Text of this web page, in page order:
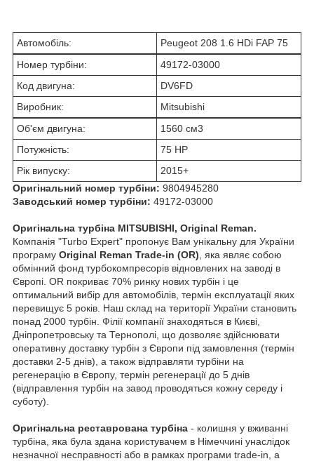
Автомобіль:
Peugeot 208 1.6 HDi FAP 75
Номер турбіни:
49172-03000
Код двигуна:
DV6FD
Виробник:
Mitsubishi
Об'єм двигуна:
1560 см3
Потужність:
75 HP
Рік випуску:
2015+
Оригінальний номер турбіни: 9804945280
Заводський номер турбіни: 49172-03000
Оригінальна турбіна MITSUBISHI, Original Reman.
Компанія "Turbo Expert" пропонує Вам унікальну для України
програму Original Reman Trade-in (OR) , яка являє собою
обмінний фонд турбокомпресорів відновлених на заводі в
Європі. OR покриває 70% ринку нових турбін і це
оптимальний вибір для автомобілів, термін експлуатації яких
перевищує 5 років. Наш склад на території України становить
понад 2000 турбін. Філії компанії знаходяться в Києві,
Дніпропетровську та Тернополі, що дозволяє здійснювати
оперативну доставку турбін з Європи під замовлення (термін
доставки 2-5 днів), а також відправляти турбіни на
регенерацію в Європу, термін регенерації до 5 днів
(відправлення турбін на завод проводяться кожну середу і
суботу).
Оригінальна реставрована турбіна - колишня у вживанні
турбіна, яка була здана користувачем в Німеччині унаслідок
незначної несправності або в рамках програми trade-in, а